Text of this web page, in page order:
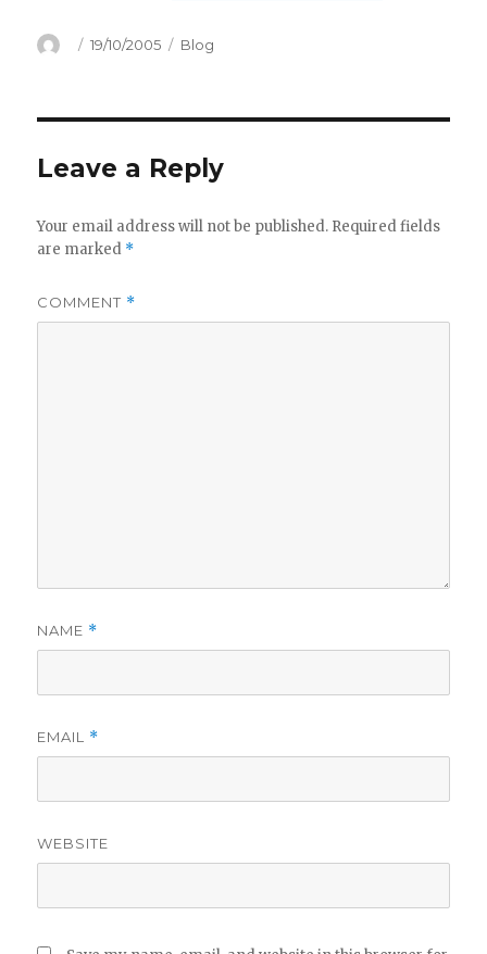
Author
Posted
19/10/2005 Categories
Blog
Leave a Reply
Your email address will not be published. Required fields
are marked *
COMMENT *
NAME *
EMAIL *
WEBSITE